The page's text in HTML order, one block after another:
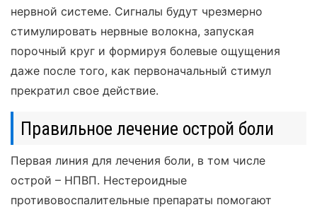
нервной системе. Сигналы будут чрезмерно
стимулировать нервные волокна, запуская
порочный круг и формируя болевые ощущения
даже после того, как первоначальный стимул
прекратил свое действие.
Правильное лечение острой боли
Первая линия для лечения боли, в том числе
острой – НПВП. Нестероидные
противовоспалительные препараты помогают